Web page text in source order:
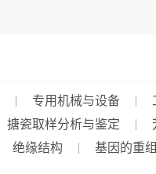
专用机械与设备
搪瓷取样分析与鉴定
绝缘结构 基因的重组